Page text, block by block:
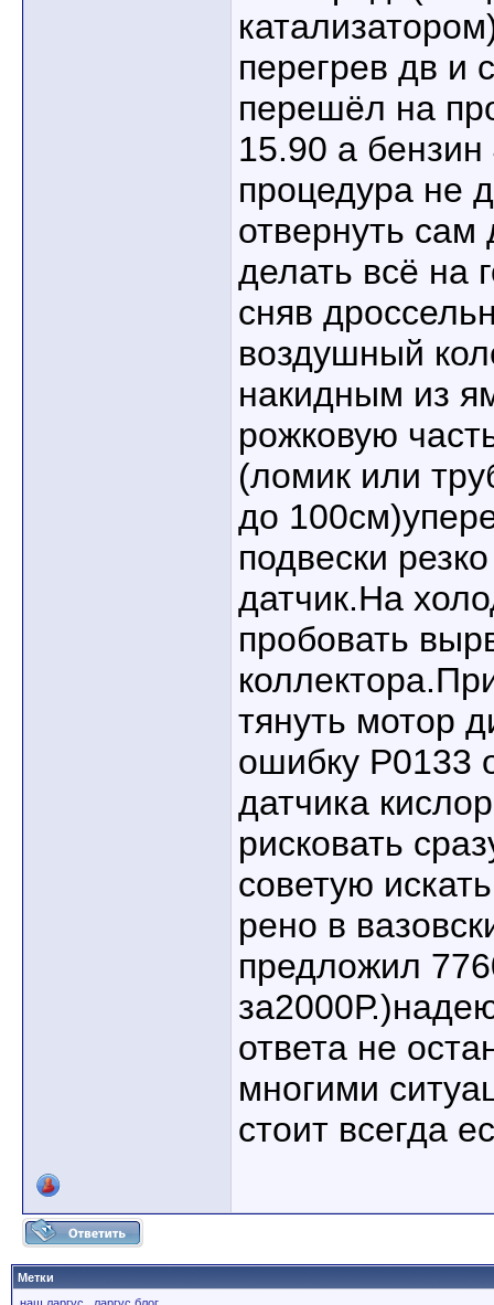
перегрев дв и
перешёл на
15.90 а
процедура не
отвернуть сам
делать всё на
сняв
воздушный
накидным из
рожковую
(ломик или
до
подвески
датчик.На
пробовать
тянуть мотор
ошибку Р0133
датчика
рисковать
советую
рено в
предложил
ответа не
многими
стоит всегда
Метки